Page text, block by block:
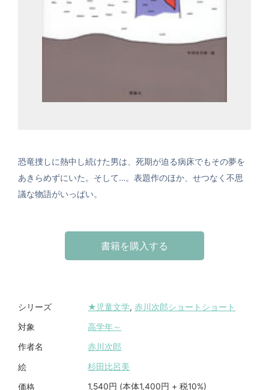
恐竜捜しに熱中し続けた男は、死期が迫る病床でもその夢を
あきらめずにいた。そして…。表題作のほか、せつなく不思
議な物語がいっぱい。
書籍を購入する
シリーズ ★児童文学,赤川次郎ショートショート
対象 高学年～
作者名 赤川次郎
絵 杉田比呂美
価格 1,540円 (本体1,400円 + 税10%)